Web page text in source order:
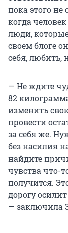
пока этого не
когда
люди,
своем блоге
себя, любить,
— Не ждите
82
изменить
провести
за себя же.
без насилия
найдите
чувства что-
получится.
дорогу
— заключила